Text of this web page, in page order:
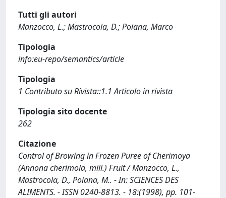
Tutti gli autori
Manzocco, L.; Mastrocola, D.; Poiana, Marco
Tipologia
info:eu-repo/semantics/article
Tipologia
1 Contributo su Rivista::1.1 Articolo in rivista
Tipologia sito docente
262
Citazione
Control of Browing in Frozen Puree of Cherimoya
(Annona cherimola, mill.) Fruit / Manzocco, L.,
Mastrocola, D., Poiana, M.. - In: SCIENCES DES
ALIMENTS. - ISSN 0240-8813. - 18:(1998), pp. 101-